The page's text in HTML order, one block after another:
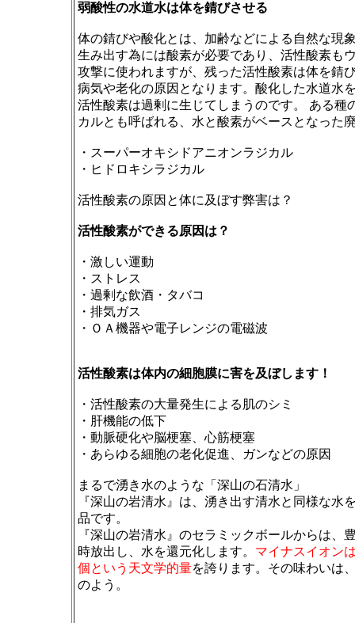
弱酸性の水道水は体を錆びさせる
体の錆びや酸化とは、加齢などによる自然な現
生み出す為には酸素が必要であり、活性酸素も
攻撃に使われますが、 残った活性酸素は体を錆
病気や老化の原因となります。酸化した水道水
活性酸素は過剰に生じてしまうのです。 ある種
カルとも呼ばれる、水と酸素がベースとなった
・スーパーオキシドアニオンラジカル
・ヒドロキシラジカル
活性酸素の原因と体に及ぼす弊害は？
活性酸素ができる原因は？
・激しい運動
・ストレス
・過剰な飲酒・タバコ
・排気ガス
・ＯＡ機器や電子レンジの電磁波
活性酸素は体内の細胞膜に害を及ぼします！
・活性酸素の大量発生による肌のシミ
・肝機能の低下
・動脈硬化や脳梗塞、心筋梗塞
・あらゆる細胞の老化促進、ガンなどの原因
まるで湧き水のような「深山の石清水」
『深山の岩清水』は、湧き出す清水と同様な水
品です。
『深山の岩清水』のセラミックボールからは、
時放出し、水を還元化します。 マイナスイオン
個という天文学的量を誇ります。その味わいは
のよう。